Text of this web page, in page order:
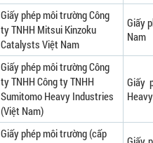
Giấy phép môi trường Công
ty TNHH Mitsui Kinzoku
Catalysts Việt Nam
Giấy
Nam
Giấy phép môi trường Công
ty TNHH Công ty TNHH
Sumitomo Heavy Industries
(Việt Nam)
Giấy
Giấy phép môi trường (cấp